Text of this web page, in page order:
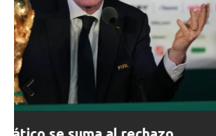
FIFA abre expedientes
Prev
ious